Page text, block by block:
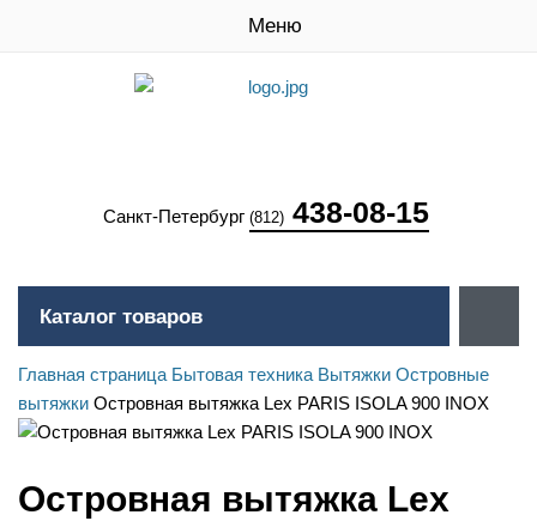
Меню
Санкт-Петербург (812) 438-08-15
Каталог товаров
Главная страница Бытовая техника Вытяжки Островные
вытяжки Островная вытяжка Lex PARIS ISOLA 900 INOX
Островная вытяжка Lex